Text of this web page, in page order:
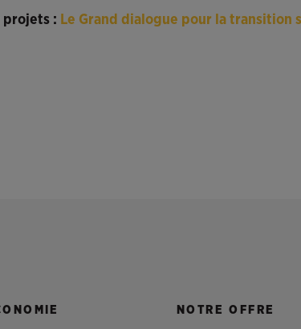
projets : Le Grand dialogue pour la transition
NOTRE OFFRE